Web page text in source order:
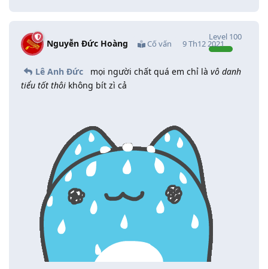
Nguyễn Đức Hoàng Cố vấn
Level 100
9 Th12 2021
Lê Anh Đức mọi người chất quá em chỉ là vô danh
tiểu tốt thôi không bít zì cả